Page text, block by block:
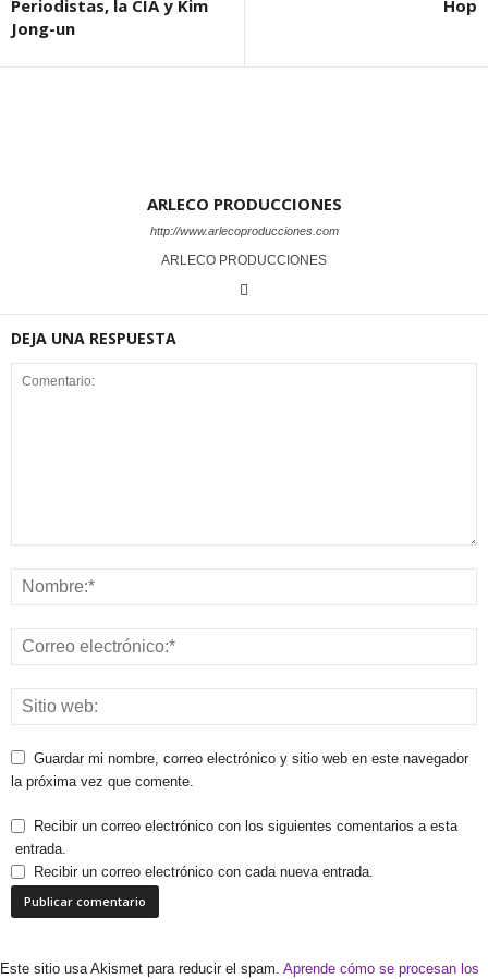
Periodistas, la CIA y Kim
Jong-un
Hop
ARLECO PRODUCCIONES
http://www.arlecoproducciones.com
ARLECO PRODUCCIONES
DEJA UNA RESPUESTA
Guardar mi nombre, correo electrónico y sitio web en este navegador
la próxima vez que comente.
Recibir un correo electrónico con los siguientes comentarios a esta
entrada.
Recibir un correo electrónico con cada nueva entrada.
Este sitio usa Akismet para reducir el spam. Aprende cómo se procesan los